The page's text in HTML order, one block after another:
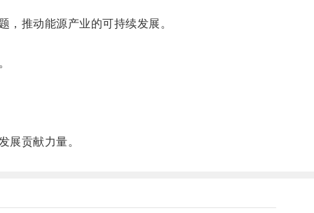
推动能源产业的可持续发展。
贡献力量。